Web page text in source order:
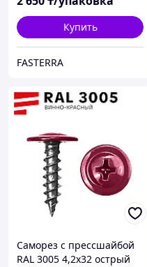
Купить
FASTERRA
Саморез с прессшайбой
RAL 3005 4,2х32 острый